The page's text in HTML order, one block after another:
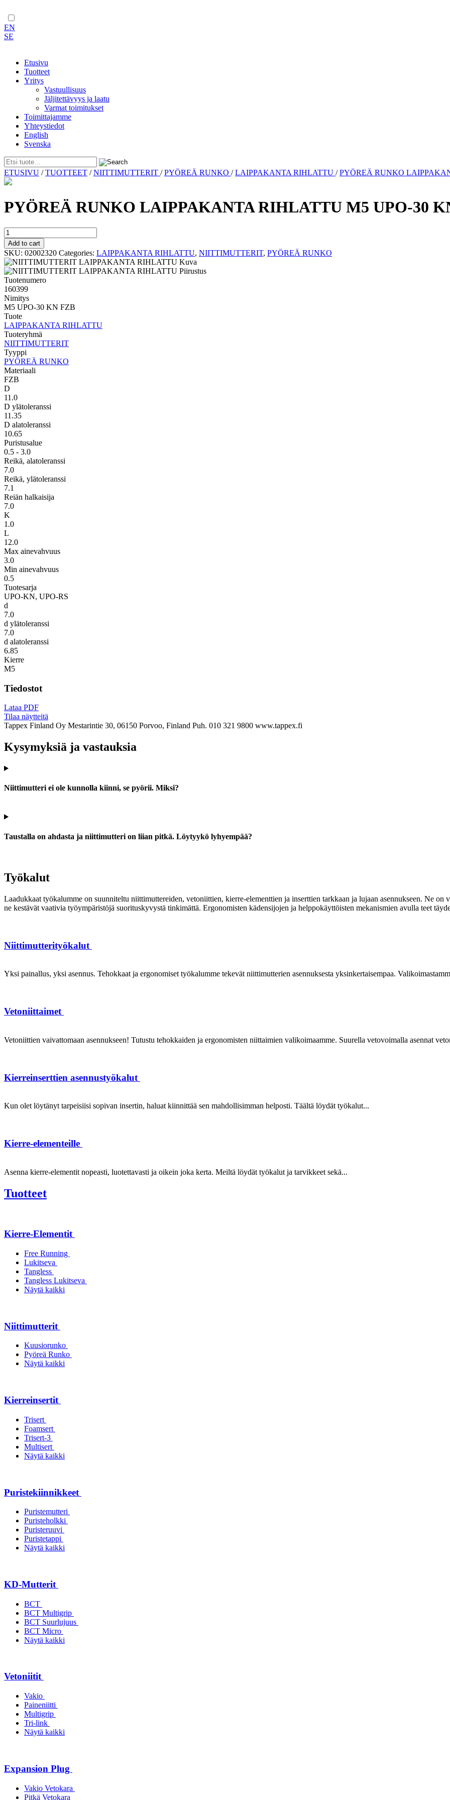
EN
SE
Etusivu
Tuotteet
Yritys
Vastuullisuus
Jäljitettävyys ja laatu
Varmat toimitukset
Toimittajamme
Yhteystiedot
English
Svenska
Skip
to
ETUSIVU /TUOTTEET /NIITTIMUTTERIT /PYÖREÄ RUNKO /LAIPPAKANTA RIHLATTU /PYÖREÄ RUNKO
PYÖREÄ RUNKO LAIPPAKANTA RIHLATTU M5 UPO-30
PYÖREÄ
RUNKO
LAIPPAKANTA
RIHLATTU
M5
UPO-
30
KN
FZB
quantity
Add to cart
SKU: 02002320 Categories: LAIPPAKANTA RIHLATTU, NIITTIMUTTERIT, PYÖREÄ RUNKO
Tuotenumero
160399
Nimitys
M5 UPO-30 KN FZB
Tuote
LAIPPAKANTA RIHLATTU
Tuoteryhmä
NIITTIMUTTERIT
Tyyppi
PYÖREÄ RUNKO
Materiaali
FZB
D
11.0
D ylätoleranssi
11.35
D alatoleranssi
10.65
Puristusalue
0.5 - 3.0
Reikä, alatoleranssi
7.0
Reikä, ylätoleranssi
7.1
Reiän halkaisija
7.0
K
1.0
L
12.0
Max ainevahvuus
3.0
Min ainevahvuus
0.5
Tuotesarja
UPO-KN, UPO-RS
d
7.0
d ylätoleranssi
7.0
d alatoleranssi
6.85
Kierre
M5
Tiedostot
Lataa PDF
Tilaa näytteitä
Tappex Finland Oy Mestarintie 30, 06150 Porvoo, Finland Puh. 010 321 9800 www.tappex.fi
Kysymyksiä ja vastauksia
Niittimutteri ei ole kunnolla kiinni, se pyörii. Miksi?
Taustalla on ahdasta ja niittimutteri on liian pitkä. Löytyykö lyhyempää?
Työkalut
Laadukkaat työkalumme on suunniteltu niittimuttereiden, vetoniittien, kierre-elementtien ja inserttien tarkkaan ja lujaan asennukseen. Ne on
ne kestävät vaativia työympäristöjä suorituskyvystä tinkimättä. Ergonomisten kädensijojen ja helppokäyttöisten mekanismien avulla teet
Niittimutterityökalut
Yksi painallus, yksi asennus. Tehokkaat ja ergonomiset työkalumme tekevät niittimutterien asennuksesta yksinkertaisempaa.
Vetoniittaimet
Vetoniittien vaivattomaan asennukseen! Tutustu tehokkaiden ja ergonomisten niittaimien valikoimaamme. Suurella vetovoimalla asennat
Kierreinserttien asennustyökalut
Kun olet löytänyt tarpeisiisi sopivan insertin, haluat kiinnittää sen mahdollisimman helposti. Täältä löydät työkalut...
Kierre-elementeille
Asenna kierre-elementit nopeasti, luotettavasti ja oikein joka kerta. Meiltä löydät työkalut ja tarvikkeet sekä...
Tuotteet
Kierre-Elementit
Free Running
Lukitseva
Tangless
Tangless Lukitseva
Näytä kaikki
Niittimutterit
Kuusiorunko
Pyöreä Runko
Näytä kaikki
Kierreinsertit
Trisert
Foamsert
Trisert-3
Multisert
Näytä kaikki
Puristekiinnikkeet
Puristemutteri
Puristeholkki
Puristeruuvi
Puristetappi
Näytä kaikki
KD-Mutterit
BCT
BCT Multigrip
BCT Suurlujuus
BCT Micro
Näytä kaikki
Vetoniitit
Vakio
Paineniitti
Multigrip
Tri-link
Näytä kaikki
Expansion Plug
Vakio Vetokara
Pitkä Vetokara